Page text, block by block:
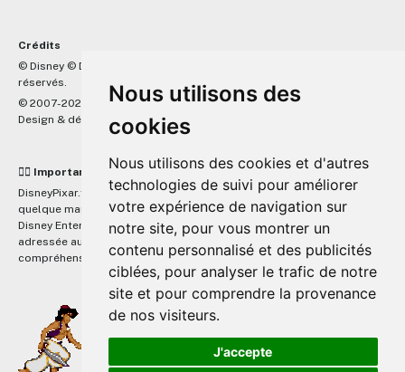
Nous utilisons des
cookies
Nous utilisons des cookies et d'autres
technologies de suivi pour améliorer
votre expérience de navigation sur
notre site, pour vous montrer un
contenu personnalisé et des publicités
ciblées, pour analyser le trafic de notre
site et pour comprendre la provenance
de nos visiteurs.
J'accepte
Crédits
© Disney © Disney/Pixar © &
réservés.
© 2007-2026 DisneyPixar.fr
Design & développement :
MonsieurPaul
☝🏼 Important
DisneyPixar.fr est un site indépendant et n'est en aucun cas lié de
quelque manière que ce soit avec The Walt Disney Company, Pixar,
Disney Enterprises, Inc ou leurs dérivés ou associés. Toute demande
adressée aux studios Disney ou Pixar sera ignorée. Merci de votre
compréhension.